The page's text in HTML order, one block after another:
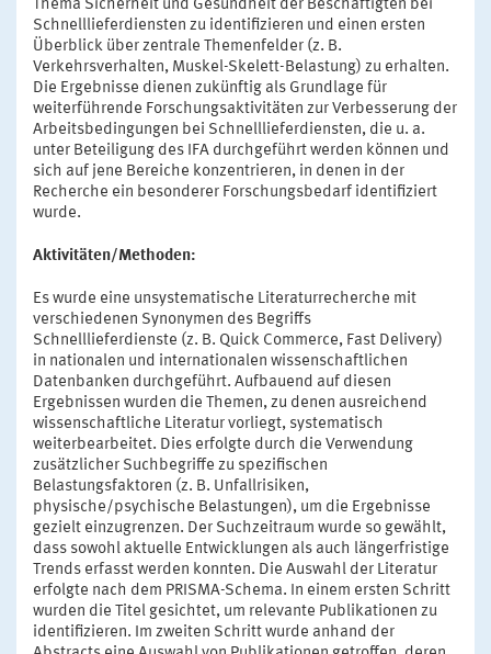
Thema Sicherheit und Gesundheit der Beschäftigten bei
Schnelllieferdiensten zu identifizieren und einen ersten
Überblick über zentrale Themenfelder (z. B.
Verkehrsverhalten, Muskel-Skelett-Belastung) zu erhalten.
Die Ergebnisse dienen zukünftig als Grundlage für
weiterführende Forschungsaktivitäten zur Verbesserung der
Arbeitsbedingungen bei Schnelllieferdiensten, die u. a.
unter Beteiligung des IFA durchgeführt werden können und
sich auf jene Bereiche konzentrieren, in denen in der
Recherche ein besonderer Forschungsbedarf identifiziert
wurde.
Aktivitäten/Methoden:
Es wurde eine unsystematische Literaturrecherche mit
verschiedenen Synonymen des Begriffs
Schnelllieferdienste (z. B. Quick Commerce, Fast Delivery)
in nationalen und internationalen wissenschaftlichen
Datenbanken durchgeführt. Aufbauend auf diesen
Ergebnissen wurden die Themen, zu denen ausreichend
wissenschaftliche Literatur vorliegt, systematisch
weiterbearbeitet. Dies erfolgte durch die Verwendung
zusätzlicher Suchbegriffe zu spezifischen
Belastungsfaktoren (z. B. Unfallrisiken,
physische/psychische Belastungen), um die Ergebnisse
gezielt einzugrenzen. Der Suchzeitraum wurde so gewählt,
dass sowohl aktuelle Entwicklungen als auch längerfristige
Trends erfasst werden konnten. Die Auswahl der Literatur
erfolgte nach dem PRISMA-Schema. In einem ersten Schritt
wurden die Titel gesichtet, um relevante Publikationen zu
identifizieren. Im zweiten Schritt wurde anhand der